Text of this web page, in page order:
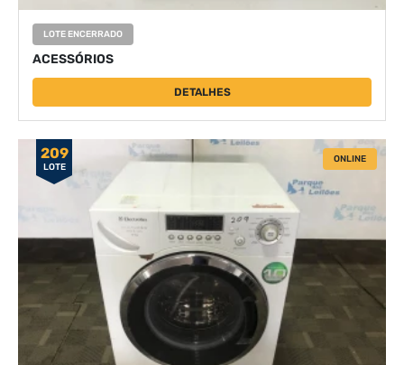
LOTE ENCERRADO
ACESSÓRIOS
DETALHES
209
LOTE
ONLINE